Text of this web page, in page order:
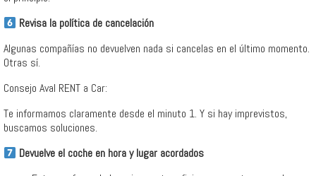
Revisa la política de cancelación
Algunas compañías no devuelven nada si cancelas en el último momento.
Otras sí.
Consejo Aval RENT a Car:
Te informamos claramente desde el minuto 1. Y si hay imprevistos,
buscamos soluciones.
Devuelve el coche en hora y lugar acordados